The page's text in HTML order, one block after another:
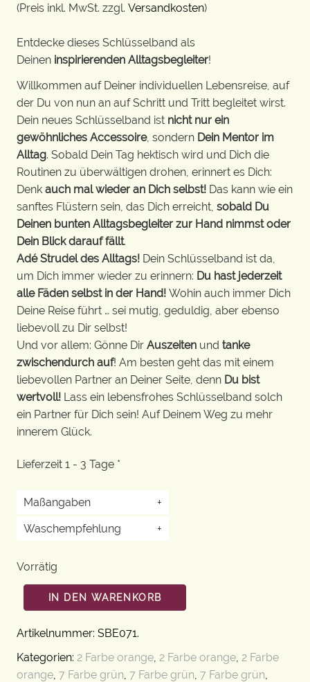
(Preis inkl. MwSt. zzgl. Versandkosten)
Entdecke dieses Schlüsselband als
Deinen inspirierenden Alltagsbegleiter!
Willkommen auf Deiner individuellen Lebensreise, auf
der Du von nun an auf Schritt und Tritt begleitet wirst.
Dein neues Schlüsselband ist nicht nur ein
gewöhnliches Accessoire, sondern Dein Mentor im
Alltag. Sobald Dein Tag hektisch wird und Dich die
Routinen zu überwältigen drohen, erinnert es Dich:
Denk auch mal wieder an Dich selbst! Das kann wie ein
sanftes Flüstern sein, das Dich erreicht, sobald Du
Deinen bunten Alltagsbegleiter zur Hand nimmst oder
Dein Blick darauf fällt.
Adé Strudel des Alltags! Dein Schlüsselband ist da,
um Dich immer wieder zu erinnern: Du hast jederzeit
alle Fäden selbst in der Hand! Wohin auch immer Dich
Deine Reise führt … sei mutig, geduldig, aber ebenso
liebevoll zu Dir selbst!
Und vor allem: Gönne Dir Auszeiten und tanke
zwischendurch auf! Am besten geht das mit einem
liebevollen Partner an Deiner Seite, denn Du bist
wertvoll! Lass ein lebensfrohes Schlüsselband solch
ein Partner für Dich sein! Auf Deinem Weg zu mehr
innerem Glück.
Lieferzeit 1 - 3 Tage *
Maßangaben
+
Waschempfehlung
+
Vorrätig
IN DEN WARENKORB
Artikelnummer: SBE071.
Kategorien: 2 Farbe orange 2 Farbe orange 2 Farbe
orange 7 Farbe grün 7 Farbe grün 7 Farbe grün